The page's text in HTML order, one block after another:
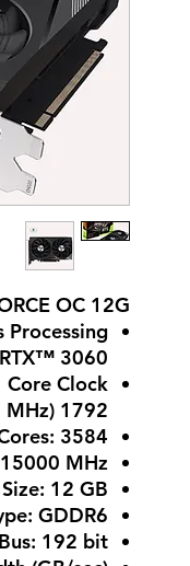
OC 12G
Processing
3060
Core Clock
1792 MHz (Reference Card: 1777 MHz)
3584
MHz
12 GB
GDDR6
192 bit